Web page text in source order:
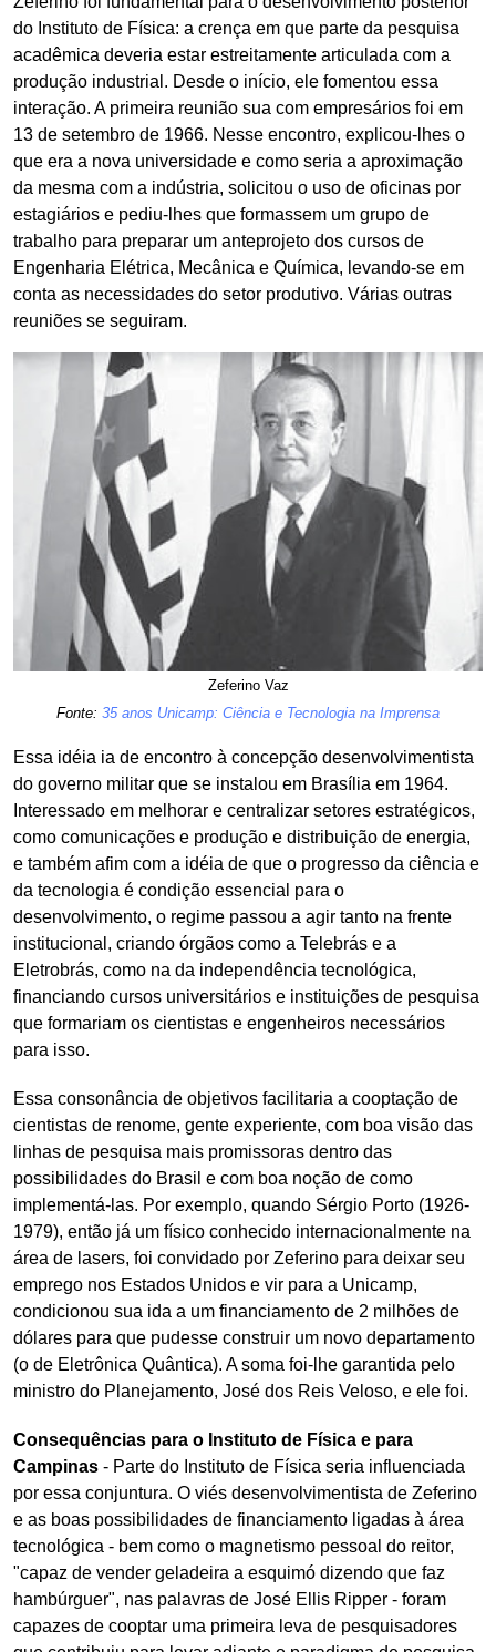
do Instituto de Física: a crença em que parte da pesquisa
acadêmica deveria estar estreitamente articulada com a
produção industrial. Desde o início, ele fomentou essa
interação. A primeira reunião sua com empresários foi em
13 de setembro de 1966. Nesse encontro, explicou-lhes o
que era a nova universidade e como seria a aproximação
da mesma com a indústria, solicitou o uso de oficinas por
estagiários e pediu-lhes que formassem um grupo de
trabalho para preparar um anteprojeto dos cursos de
Engenharia Elétrica, Mecânica e Química, levando-se em
conta as necessidades do setor produtivo. Várias outras
reuniões se seguiram.
Zeferino Vaz
Fonte: 35 anos Unicamp: Ciência e Tecnologia na Imprensa
Essa idéia ia de encontro à concepção desenvolvimentista
do governo militar que se instalou em Brasília em 1964.
Interessado em melhorar e centralizar setores estratégicos,
como comunicações e produção e distribuição de energia,
e também afim com a idéia de que o progresso da ciência e
da tecnologia é condição essencial para o
desenvolvimento, o regime passou a agir tanto na frente
institucional, criando órgãos como a Telebrás e a
Eletrobrás, como na da independência tecnológica,
financiando cursos universitários e instituições de pesquisa
que formariam os cientistas e engenheiros necessários
para isso.
Essa consonância de objetivos facilitaria a cooptação de
cientistas de renome, gente experiente, com boa visão das
linhas de pesquisa mais promissoras dentro das
possibilidades do Brasil e com boa noção de como
implementá-las. Por exemplo, quando Sérgio Porto (1926-
1979), então já um físico conhecido internacionalmente na
área de lasers, foi convidado por Zeferino para deixar seu
emprego nos Estados Unidos e vir para a Unicamp,
condicionou sua ida a um financiamento de 2 milhões de
dólares para que pudesse construir um novo departamento
(o de Eletrônica Quântica). A soma foi-lhe garantida pelo
ministro do Planejamento, José dos Reis Veloso, e ele foi.
Consequências para o Instituto de Física e para
Campinas - Parte do Instituto de Física seria influenciada
por essa conjuntura. O viés desenvolvimentista de Zeferino
e as boas possibilidades de financiamento ligadas à área
tecnológica - bem como o magnetismo pessoal do reitor,
"capaz de vender geladeira a esquimó dizendo que faz
hambúrguer", nas palavras de José Ellis Ripper - foram
capazes de cooptar uma primeira leva de pesquisadores